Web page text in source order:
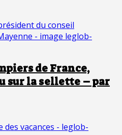
de France,
sur la sellette – par